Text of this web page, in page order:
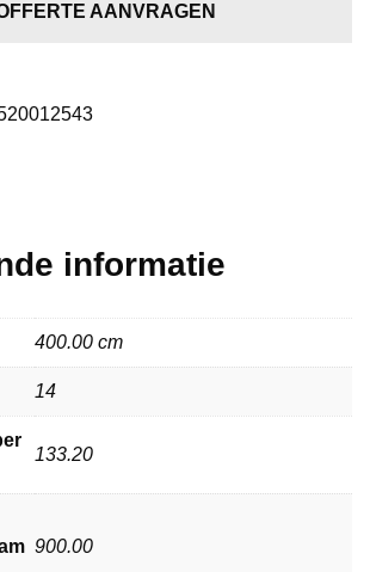
AANVRAGEN
informatie
400.00 cm
14
133.20
900.00